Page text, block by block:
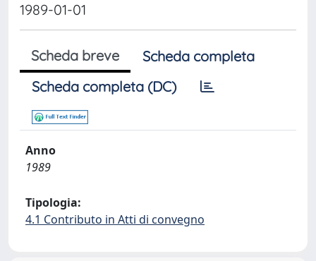
1989-01-01
Scheda breve
Scheda completa
Scheda completa (DC)
Anno
1989
Tipologia:
4.1 Contributo in Atti di convegno